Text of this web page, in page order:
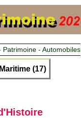
- Automobiles
(17)